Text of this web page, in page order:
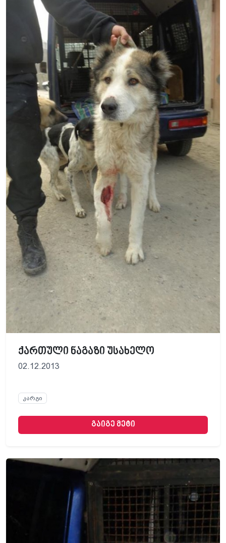
ქართული ნაგაზი უსახელო
02.12.2013
კარგი
გაიგე მეტი